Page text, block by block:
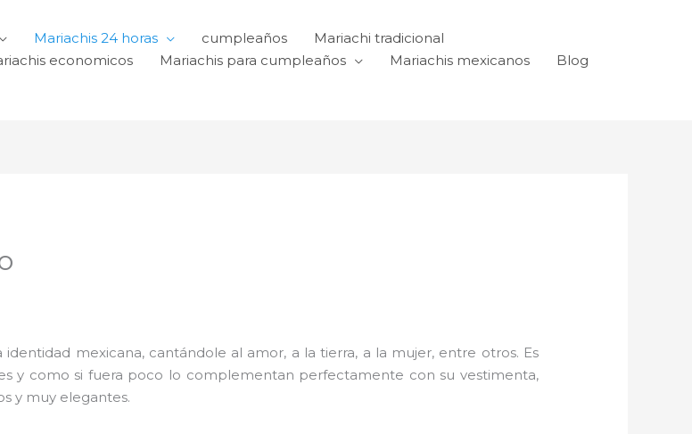
Mariachis 24 horas cumpleaños
Mariachi tradicional
economicos Mariachis para cumpleaños Mariachis mexicanos
Blog
mexicana, cantándole al amor, a la tierra, a la mujer, entre otros. Es
y como si fuera poco lo complementan perfectamente con su vestimenta,
y muy elegantes.